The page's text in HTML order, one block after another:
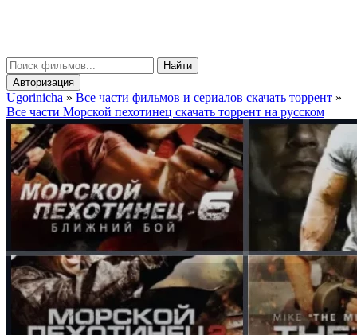
Найти
Авторизация
Ugorinicha » Все части фильмов и сериалов скачать торрент »
Все части Морской пехотинец скачать торрент на русском